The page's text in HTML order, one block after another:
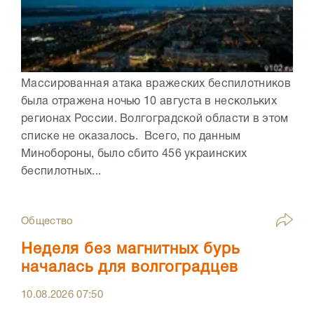
Массированная атака вражеских беспилотников
была отражена ночью 10 августа в нескольких
регионах России. Волгоградской области в этом
списке не оказалось. Всего, по данным
Минобороны, было сбито 456 украинских
беспилотных...
Общество
Неделя без магнитных бурь
началась для волгоградцев
10.08.202607:50